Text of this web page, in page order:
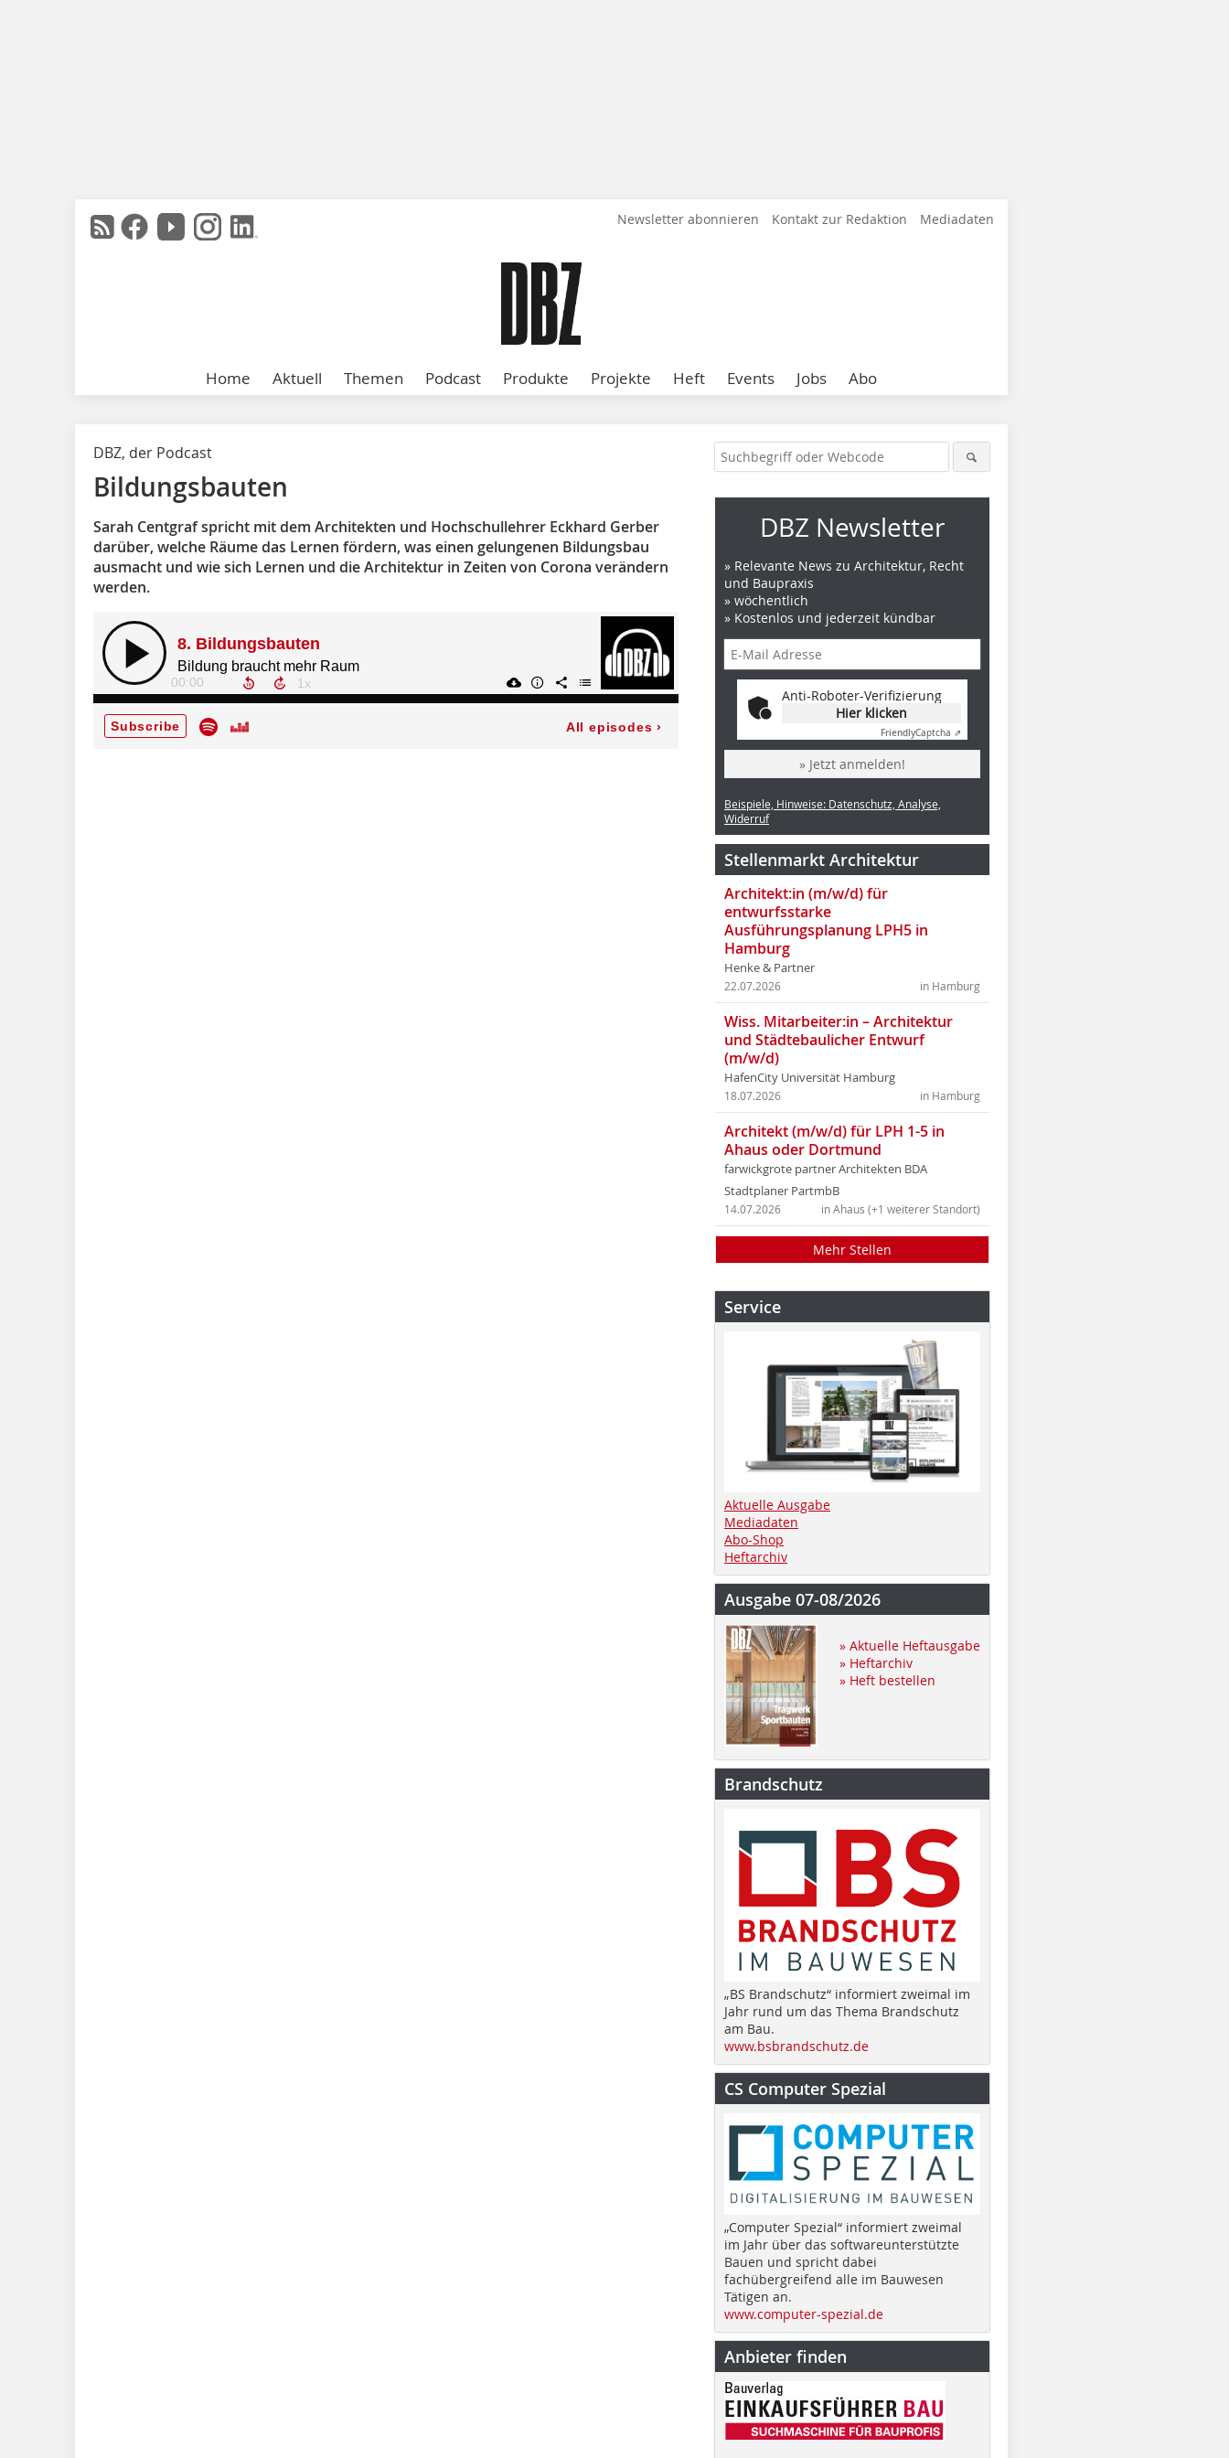
Newsletter abonnieren Kontakt zur Redaktion Mediadaten
Home Aktuell Themen Podcast Produkte Projekte Heft Events Jobs Abo
DBZ, der Podcast
Bildungsbauten
Sarah Centgraf spricht mit dem Architekten und Hochschullehrer Eckhard Gerber
darüber, welche Räume das Lernen fördern, was einen gelungenen Bildungsbau
ausmacht und wie sich Lernen und die Architektur in Zeiten von Corona verändern
werden.
DBZ Newsletter
» Relevante News zu Architektur, Recht
und Baupraxis
» wöchentlich
» Kostenlos und jederzeit kündbar
Anti-Roboter-Verifizierung
Hier klicken
FriendlyCaptcha ⇗
» Jetzt anmelden!
Beispiele, Hinweise: Datenschutz, Analyse,
Widerruf
Stellenmarkt Architektur
Architekt:in (m/w/d) für
entwurfsstarke
Ausführungsplanung LPH5 in
Hamburg
Henke & Partner
in Hamburg
22.07.2026
Wiss. Mitarbeiter:in – Architektur
und Städtebaulicher Entwurf
(m/w/d)
HafenCity Universität Hamburg
in Hamburg
18.07.2026
Architekt (m/w/d) für LPH 1-5 in
Ahaus oder Dortmund
farwickgrote partner Architekten BDA
Stadtplaner PartmbB
in Ahaus (+1 weiterer Standort)
14.07.2026
Mehr Stellen
Service
Aktuelle Ausgabe
Mediadaten
Abo-Shop
Heftarchiv
Ausgabe 07-08/2026
» Aktuelle Heftausgabe
» Heftarchiv
» Heft bestellen
Brandschutz
„BS Brandschutz“ informiert zweimal im
Jahr rund um das Thema Brandschutz
am Bau.
www.bsbrandschutz.de
CS Computer Spezial
„Computer Spezial“ informiert zweimal
im Jahr über das softwareunterstützte
Bauen und spricht dabei
fachübergreifend alle im Bauwesen
Tätigen an.
www.computer-spezial.de
Anbieter finden